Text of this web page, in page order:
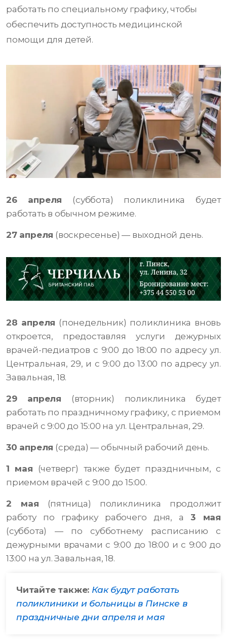
работать по специальному графику, чтобы
обеспечить доступность медицинской
помощи для детей.
26 апреля (суббота) поликлиника будет
работать в обычном режиме.
27 апреля (воскресенье) — выходной день.
28 апреля (понедельник) поликлиника вновь
откроется, предоставляя услуги дежурных
врачей-педиатров с 9:00 до 18:00 по адресу ул.
Центральная, 29, и с 9:00 до 13:00 по адресу ул.
Завальная, 18.
29 апреля (вторник) поликлиника будет
работать по праздничному графику, с приемом
врачей с 9:00 до 15:00 на ул. Центральная, 29.
30 апреля (среда) — обычный рабочий день.
1 мая (четверг) также будет праздничным, с
приемом врачей с 9:00 до 15:00.
2 мая (пятница) поликлиника продолжит
работу по графику рабочего дня, а3 мая
(суббота) — по субботнему расписанию с
дежурными врачами с 9:00 до 18:00 и с 9:00 до
13:00 на ул. Завальная, 18.
Читайте также: Как будут работать
поликлиники и больницы в Пинске в
праздничные дни апреля и мая